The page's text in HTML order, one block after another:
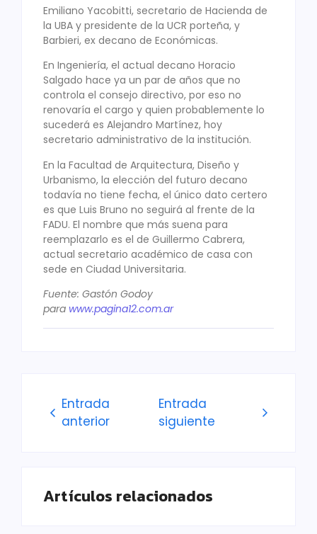
Emiliano Yacobitti, secretario de Hacienda de
la UBA y presidente de la UCR porteña, y
Barbieri, ex decano de Económicas.
En Ingeniería, el actual decano Horacio
Salgado hace ya un par de años que no
controla el consejo directivo, por eso no
renovaría el cargo y quien probablemente lo
sucederá es Alejandro Martínez, hoy
secretario administrativo de la institución.
En la Facultad de Arquitectura, Diseño y
Urbanismo, la elección del futuro decano
todavía no tiene fecha, el único dato certero
es que Luis Bruno no seguirá al frente de la
FADU. El nombre que más suena para
reemplazarlo es el de Guillermo Cabrera,
actual secretario académico de casa con
sede en Ciudad Universitaria.
Fuente: Gastón Godoy
para www.pagina12.com.ar
Entrada
anterior
Entrada
siguiente
Artículos relacionados